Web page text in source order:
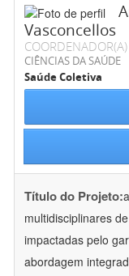
Vasconcellos
COORDENADOR(A)
CIÊNCIAS DA SAÚDE
Saúde Coletiva
Título do Projeto:
multidisciplinares
impactadas pelo
abordagem